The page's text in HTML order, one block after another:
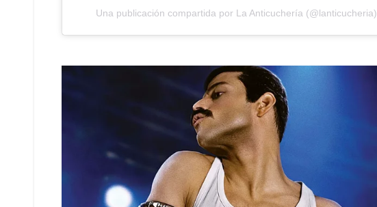
Una publicación compartida por La Anticuchería (@lanticucheria)